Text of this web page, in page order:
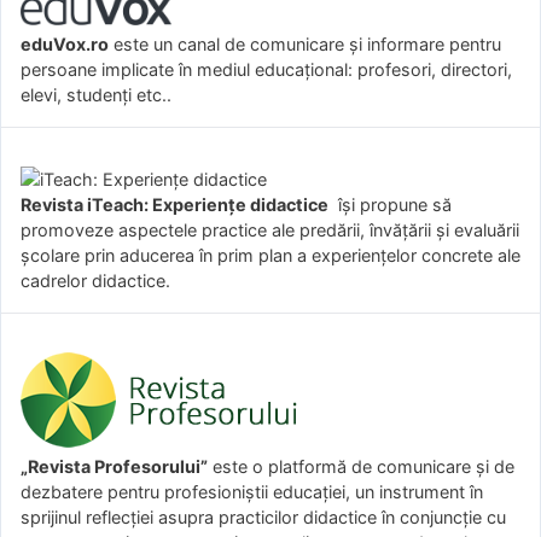
eduVox.ro este un canal de comunicare și informare pentru
persoane implicate în mediul educațional: profesori, directori,
elevi, studenți etc..
Revista iTeach: Experienţe didactice îşi propune să
promoveze aspectele practice ale predării, învăţării şi evaluării
şcolare prin aducerea în prim plan a experienţelor concrete ale
cadrelor didactice.
„Revista Profesorului” este o platformă de comunicare și de
dezbatere pentru profesioniștii educației, un instrument în
sprijinul reflecției asupra practicilor didactice în conjuncție cu